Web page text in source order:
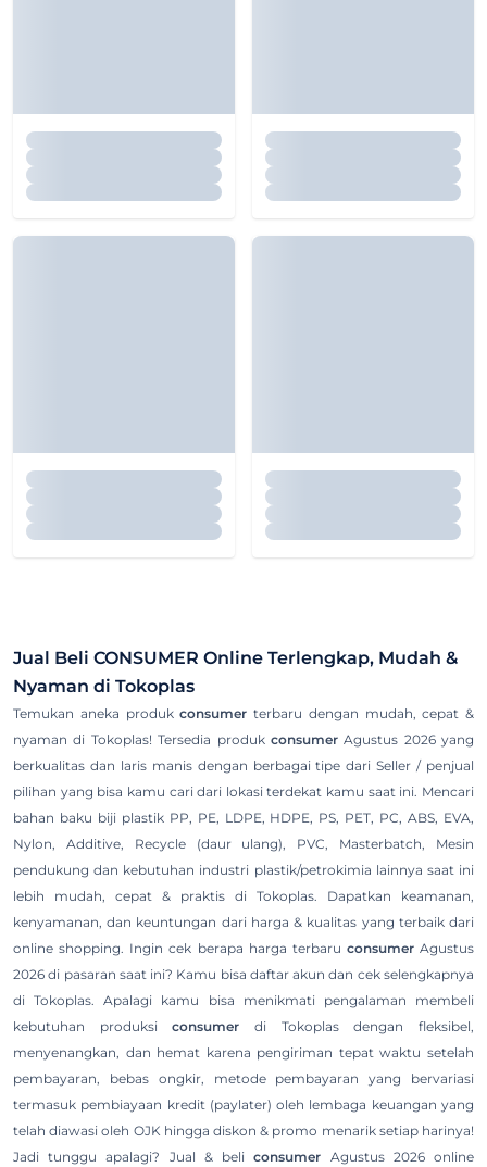
Jual Beli CONSUMER Online Terlengkap, Mudah &
Nyaman di Tokoplas
Temukan aneka produkconsumer terbaru dengan mudah, cepat &
nyaman di Tokoplas! Tersedia produk consumerAgustus 2026 yang
berkualitas dan laris manis dengan berbagai tipe dari Seller / penjual
pilihan yang bisa kamu cari dari lokasi terdekat kamu saat ini. Mencari
bahan baku biji plastik PP, PE, LDPE, HDPE, PS, PET, PC, ABS, EVA,
Nylon, Additive, Recycle (daur ulang), PVC, Masterbatch, Mesin
pendukung dan kebutuhan industri plastik/petrokimia lainnya saat ini
lebih mudah, cepat & praktis di Tokoplas. Dapatkan keamanan,
kenyamanan, dan keuntungan dari harga & kualitas yang terbaik dari
online shopping. Ingin cek berapa harga terbaru consumerAgustus
2026 di pasaran saat ini? Kamu bisa daftar akun dan cek selengkapnya
di Tokoplas. Apalagi kamu bisa menikmati pengalaman membeli
kebutuhan produksiconsumer di Tokoplas dengan fleksibel,
menyenangkan, dan hemat karena pengiriman tepat waktu setelah
pembayaran, bebas ongkir, metode pembayaran yang bervariasi
termasuk pembiayaan kredit (paylater) oleh lembaga keuangan yang
telah diawasi oleh OJK hingga diskon & promo menarik setiap harinya!
Jadi tunggu apalagi? Jual & beliconsumer Agustus 2026 online